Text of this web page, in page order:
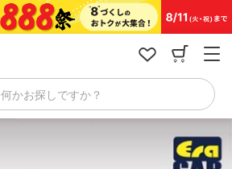
何かお探しですか？